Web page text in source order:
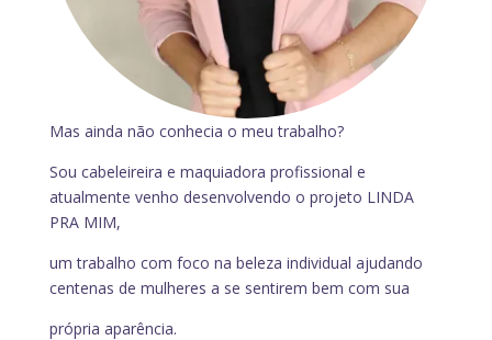
Mas ainda não conhecia o meu trabalho?
Sou cabeleireira e maquiadora profissional e
atualmente venho desenvolvendo o projeto LINDA
PRA MIM,
um trabalho com foco na beleza individual ajudando
centenas de mulheres a se sentirem bem com sua
própria aparência.